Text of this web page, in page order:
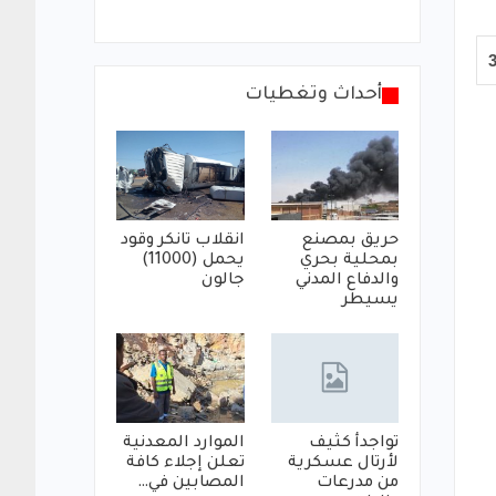
أحداث وتغطيات
حريق بمصنع
بمحلية بحري
والدفاع المدني
يسيطر
انقلاب تانكر وقود
يحمل (11000)
جالون
تواجدأ كثيف
لأرتال عسكرية
من مدرعات
الموارد المعدنية
تعلن إجلاء كافة
المصابين في…